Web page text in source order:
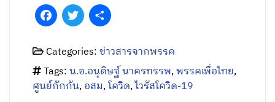
FacebookTwitter
Categories:ข่าวสารจากพรรค
Tags:น.อ.อนุดิษฐ์ นาครทรรพ,พรรคเพื่อไทย,
ศูนย์กักกัน,อสม,โควิด,ไวรัสโควิด-19